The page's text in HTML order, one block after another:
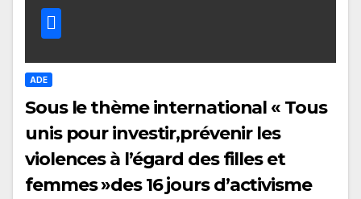
ADE
Sous le thème international « Tous
unis pour investir,prévenir les
violences à l’égard des filles et
femmes »des 16 jours d’activisme